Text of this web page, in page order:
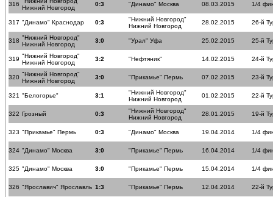
316
Нижний Новгород
0:3 "Динамо" Москва 08.03.2015 1/4
317 "Динамо" Краснодар 0:3
"Нижний Новгород"
Нижний Новгород
28.02.2015 26-й
318 "Нижний Новгород"
Нижний Новгород
3:0 "Урал" Уфа 25.02.2015 25-й
319 "Нижний Новгород"
Нижний Новгород
3:2 "Нефтяник" 14.02.2015 24-й
320 "Нижний Новгород"
Нижний Новгород
3:0 "Прикамье" Пермь 07.02.2015 23-й
321 "Белогорье" 3:1
"Нижний Новгород"
Нижний Новгород
01.02.2015 22-й
322 Грозный 0:3
"Нижний Новгород"
Нижний Новгород
28.01.2015 19-й
323 "Прикамье" Пермь 0:3 "Динамо" Москва 19.04.2014 1/4
324 "Динамо" Москва 3:0 "Прикамье" Пермь 16.04.2014 1/4
325 "Динамо" Москва 3:0 "Прикамье" Пермь 15.04.2014 1/4
326 "Ярославич" Ярославль 1:3 "Прикамье" Пермь 12.04.2014 22-й